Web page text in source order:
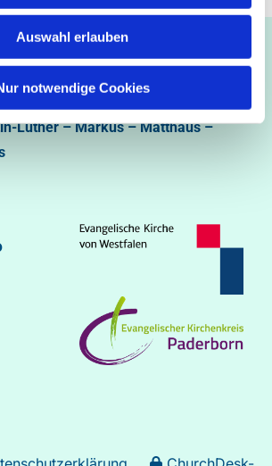
Auswahl erlauben
notwendige Cookies
Paderborn
5002-33
Luther–Markus–Matthäus–